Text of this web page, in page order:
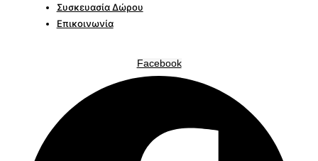
Συσκευασία Δώρου
Επικοινωνία
Facebook